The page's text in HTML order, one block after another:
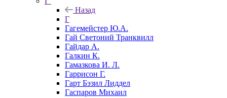
Назад
Г
Гагемейстер Ю.А.
Гай Светоний Транквилл
Гайдар А.
Галкин К.
Гамазкова И. Л.
Гаррисон Г.
Гарт Бэзил Лиддел
Гаспаров Михаил